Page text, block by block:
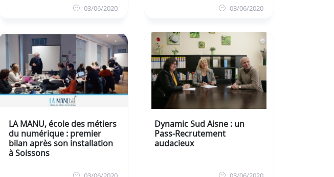
03/06/2020 03/06/2020
LA MANU, école des métiers
du numérique : premier
bilan après son installation
à Soissons
Dynamic Sud Aisne : un
Pass-Recrutement
audacieux